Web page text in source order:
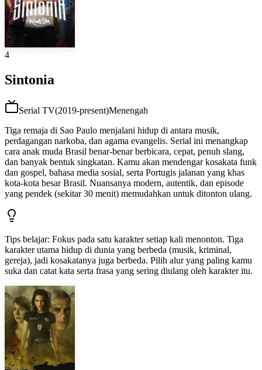
4
Sintonia
Serial TV(2019-present)Menengah
Tiga remaja di Sao Paulo menjalani hidup di antara musik,
perdagangan narkoba, dan agama evangelis. Serial ini menangkap
cara anak muda Brasil benar-benar berbicara, cepat, penuh slang,
dan banyak bentuk singkatan. Kamu akan mendengar kosakata funk
dan gospel, bahasa media sosial, serta Portugis jalanan yang khas
kota-kota besar Brasil. Nuansanya modern, autentik, dan episode
yang pendek (sekitar 30 menit) memudahkan untuk ditonton ulang.
Tips belajar: Fokus pada satu karakter setiap kali menonton. Tiga
karakter utama hidup di dunia yang berbeda (musik, kriminal,
gereja), jadi kosakatanya juga berbeda. Pilih alur yang paling kamu
suka dan catat kata serta frasa yang sering diulang oleh karakter itu.